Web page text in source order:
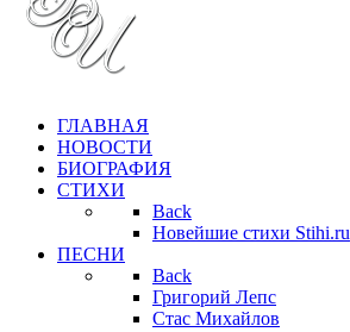
ГЛАВНАЯ
НОВОСТИ
БИОГРАФИЯ
СТИХИ
Back
Новейшие стихи Stihi.ru
ПЕСНИ
Back
Григорий Лепс
Стас Михайлов